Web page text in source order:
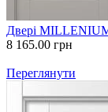
Двері
8 165.00 грн
Переглянути